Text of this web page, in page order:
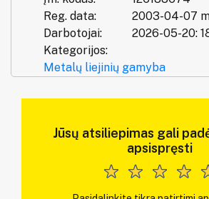
Reg. data:
2003-04-07
Darbotojai:
2026-05-20:
Kategorijos:
Metalų liejinių gamyba
Jūsų atsiliepimas gali
apsispręsti